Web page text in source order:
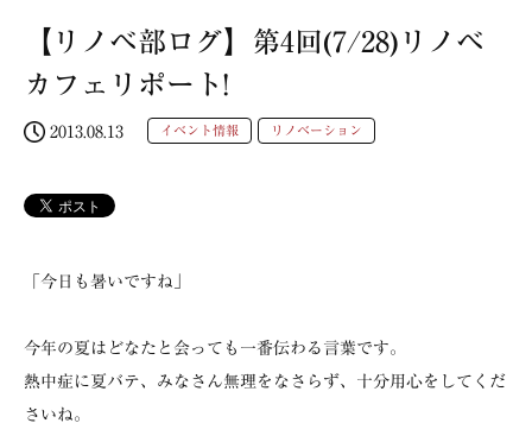
【リノベ部ログ】第4回(7/28)リノベ
カフェリポート!
2013.08.13 イベント情報 リノベーション
「今日も暑いですね」
今年の夏はどなたと会っても一番伝わる言葉です。
熱中症に夏バテ、みなさん無理をなさらず、十分用心をしてくだ
さいね。